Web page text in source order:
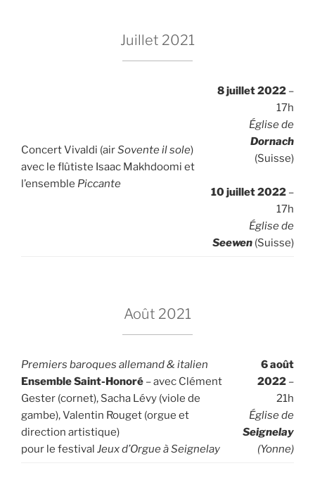
Juillet 2021
Concert Vivaldi (airSovente il sole)
avec le flûtiste Isaac Makhdoomi et
l’ensemble Piccante
8 juillet 2022 –
17h
Église de
Dornach
(Suisse)
10 juillet 2022 –
17h
Église de
Seewen (Suisse)
Août 2021
Premiers baroques allemand & italien
Ensemble Saint-Honoré – avec Clément
Gester (cornet), Sacha Lévy (viole de
gambe), Valentin Rouget (orgue et
direction artistique)
pour le festival Jeux d’Orgue à Seignelay
6 août
2022 –
21h
Église de
Seignelay
(Yonne)